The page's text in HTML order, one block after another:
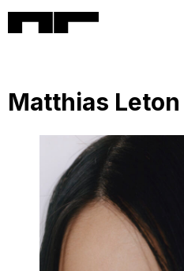
Matthias Leton